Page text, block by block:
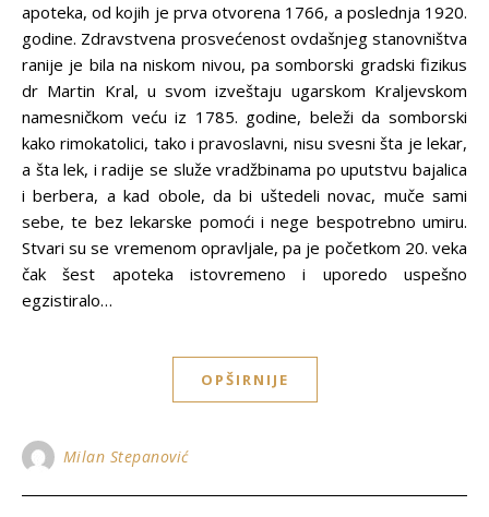
apoteka, od kojih je prva otvorena 1766, a poslednja 1920.
godine. Zdravstvena prosvećenost ovdašnjeg stanovništva
ranije je bila na niskom nivou, pa somborski gradski fizikus
dr Martin Kral, u svom izveštaju ugarskom Kraljevskom
namesničkom veću iz 1785. godine, beleži da somborski
kako rimokatolici, tako i pravoslavni, nisu svesni šta je lekar,
a šta lek, i radije se služe vradžbinama po uputstvu bajalica
i berbera, a kad obole, da bi uštedeli novac, muče sami
sebe, te bez lekarske pomoći i nege bespotrebno umiru.
Stvari su se vremenom opravljale, pa je početkom 20. veka
čak šest apoteka istovremeno i uporedo uspešno
egzistiralo…
OPŠIRNIJE
Milan Stepanović